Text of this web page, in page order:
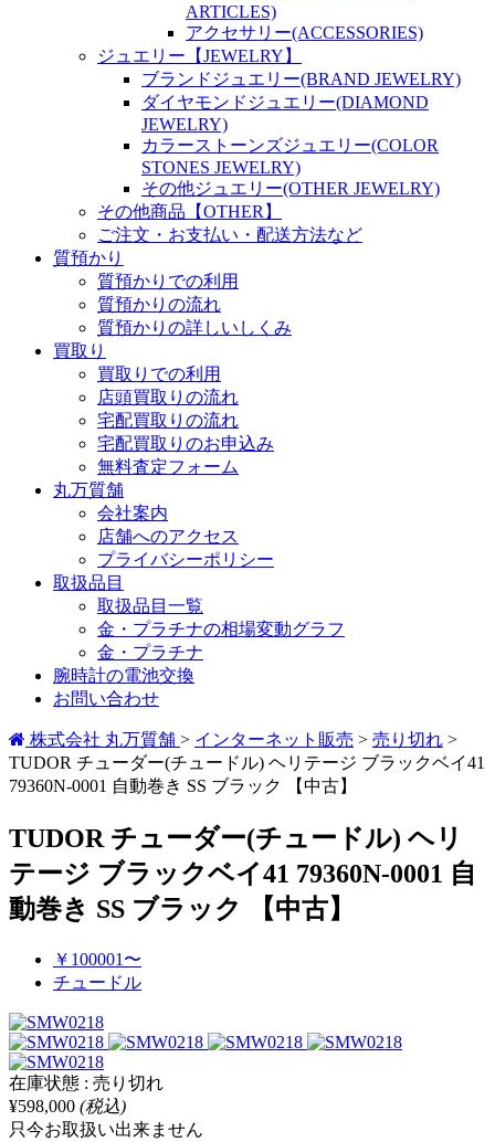
ARTICLES)
アクセサリー(ACCESSORIES)
ジュエリー【JEWELRY】
ブランドジュエリー(BRAND JEWELRY)
ダイヤモンドジュエリー(DIAMOND
JEWELRY)
カラーストーンズジュエリー(COLOR
STONES JEWELRY)
その他ジュエリー(OTHER JEWELRY)
その他商品【OTHER】
ご注文・お支払い・配送方法など
質預かり
質預かりでの利用
質預かりの流れ
質預かりの詳しいしくみ
買取り
買取りでの利用
店頭買取りの流れ
宅配買取りの流れ
宅配買取りのお申込み
無料査定フォーム
丸万質舗
会社案内
店舗へのアクセス
プライバシーポリシー
取扱品目
取扱品目一覧
金・プラチナの相場変動グラフ
金・プラチナ
腕時計の電池交換
お問い合わせ
株式会社 丸万質舗 > インターネット販売 > 売り切れ >
TUDOR チューダー(チュードル) ヘリテージ ブラックベイ41
79360N-0001 自動巻き SS ブラック 【中古】
TUDOR チューダー(チュードル) ヘリ
テージ ブラックベイ41 79360N-0001 自
動巻き SS ブラック 【中古】
￥100001〜
チュードル
在庫状態 : 売り切れ
¥598,000 (税込)
只今お取扱い出来ません